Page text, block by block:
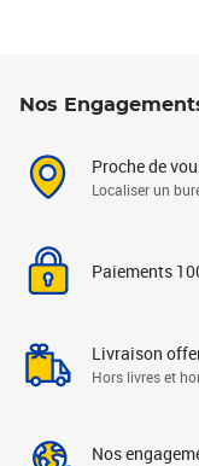
Nos
Proche de
Localiser un
Paiements
Livraison
Hors livres et
Nos